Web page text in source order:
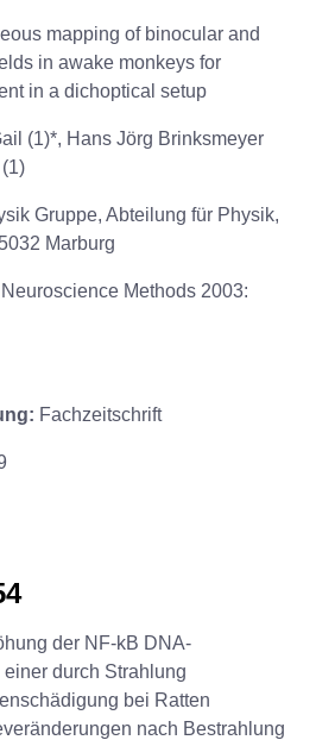
mapping of binocular and
in awake monkeys for
in a dichoptical setup
(1)*, Hans Jörg Brinksmeyer
Gruppe, Abteilung für Physik,
Marburg
Methods 2003:
Fachzeitschrift
der NF-kB DNA-
durch Strahlung
bei Ratten
nach Bestrahlung